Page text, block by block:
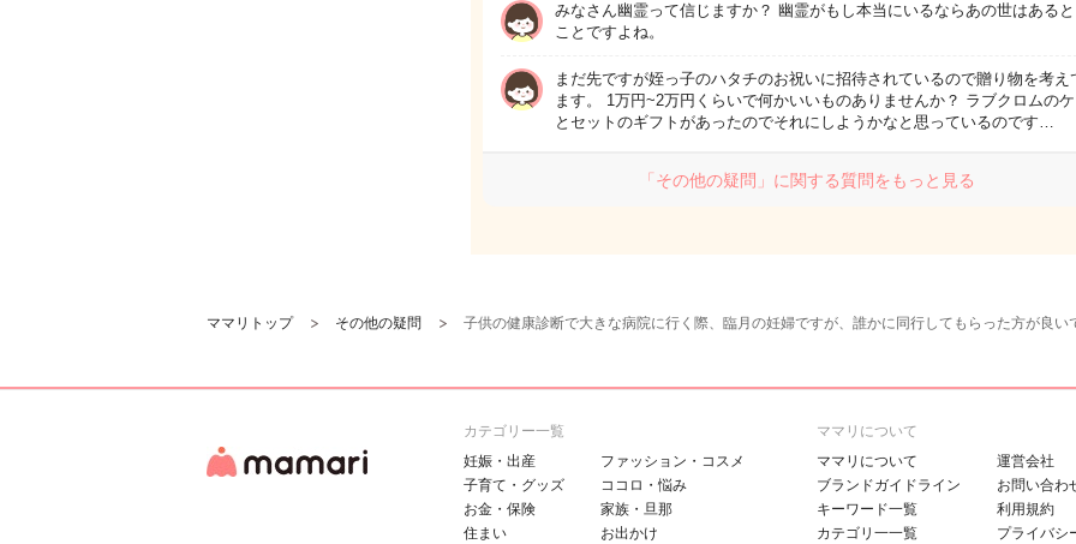
みなさん幽霊って信じますか？ 幽霊がもし本当にいるならあの世はある
ことですよね。
まだ先ですが姪っ子のハタチのお祝いに招待されているので贈り物を考え
ます。 1万円~2万円くらいで何かいいものありませんか？ ラブクロムの
とセットのギフトがあったのでそれにしようかなと思っているのです…
「その他の疑問」に関する質問をもっと見る
ママリトップ その他の疑問 子供の健康診断で大きな病院に行く際、臨月の妊婦ですが、誰かに同行してもらった方が良い
カテゴリー一覧
妊娠・出産
子育て・グッズ
お金・保険
住まい
ファッション・コスメ
ココロ・悩み
家族・旦那
お出かけ
ママリについて
ママリについて
ブランドガイドライン
キーワード一覧
カテゴリ一一覧
運営会社
お問い合わ
利用規約
プライバシ